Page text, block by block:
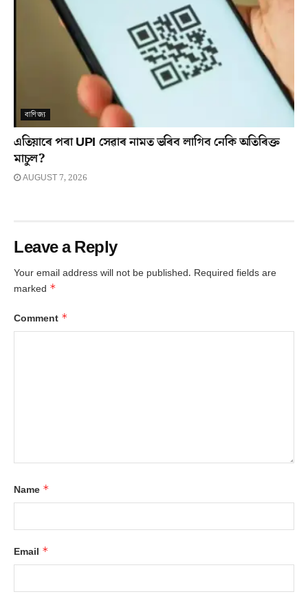
বাণিজ্য
এতিয়াৰে পৰা UPI সেৱাৰ নামত ভৰিব লাগিব নেকি অতিৰিক্ত
মাচুল?
AUGUST 7, 2026
Leave a Reply
Your email address will not be published. Required fields are
marked *
Comment *
Name *
Email *